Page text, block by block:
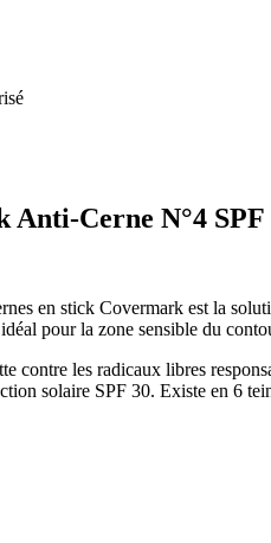
Cerne N°4 SPF
en stick Covermark est la
pour la zone sensible du
contre les radicaux libres
solaire SPF 30. Existe en 6